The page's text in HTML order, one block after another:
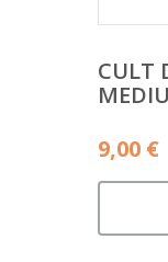
CULT
9,00 €